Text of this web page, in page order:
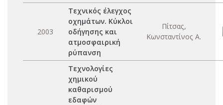
2003
Τεχνικός έλεγχος
οχημάτων. Κύκλοι
οδήγησης και
ατμοσφαιρική
ρύπανση
Πίτσας,
Κωνσταντίνος Α.
Τεχνολογίες
χημικού
καθαρισμού
εδαφών